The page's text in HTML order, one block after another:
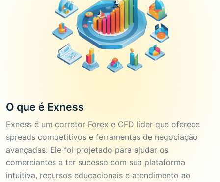
O que é Exness
Exness é um corretor Forex e CFD líder que oferece
spreads competitivos e ferramentas de negociação
avançadas. Ele foi projetado para ajudar os
comerciantes a ter sucesso com sua plataforma
intuitiva, recursos educacionais e atendimento ao